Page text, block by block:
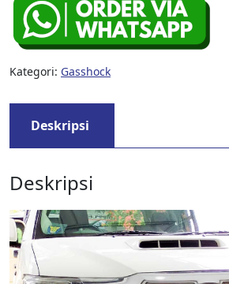
Kategori: Gasshock
Deskripsi
Deskripsi